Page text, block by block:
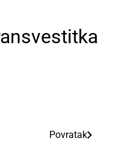
Povratak